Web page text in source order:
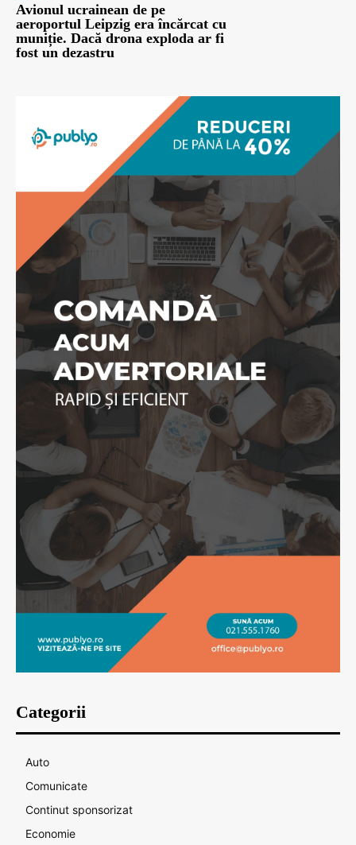
Avionul ucrainean de pe
aeroportul Leipzig era încărcat cu
muniție. Dacă drona exploda ar fi
fost un dezastru
Categorii
Auto
Comunicate
Continut sponsorizat
Economie